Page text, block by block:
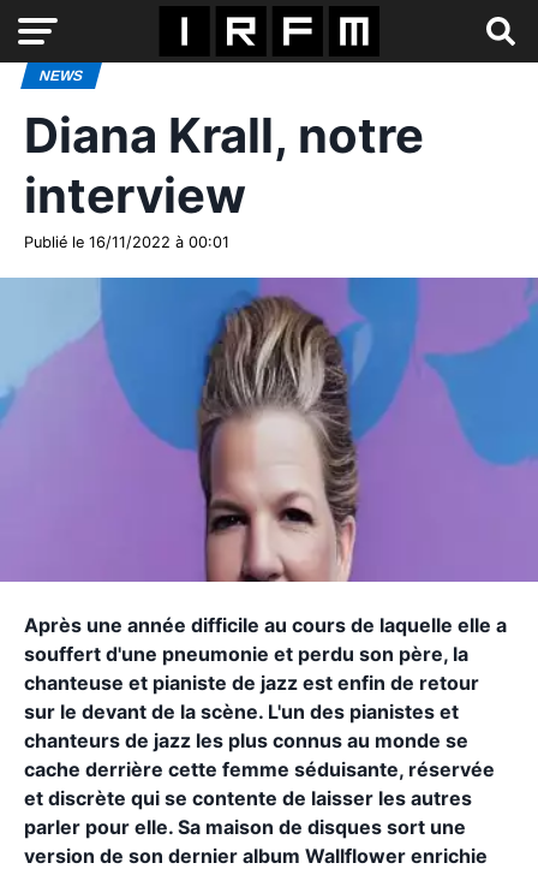
NEWS
Diana Krall, notre
interview
Publié le 16/11/2022 à 00:01
Après une année difficile au cours de laquelle elle a
souffert d'une pneumonie et perdu son père, la
chanteuse et pianiste de jazz est enfin de retour
sur le devant de la scène. L'un des pianistes et
chanteurs de jazz les plus connus au monde se
cache derrière cette femme séduisante, réservée
et discrète qui se contente de laisser les autres
parler pour elle. Sa maison de disques sort une
version de son dernier album Wallflower enrichie